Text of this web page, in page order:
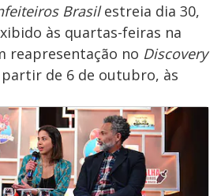
Brasilestreia dia 30,
às quartas-feiras na
reapresentação no Discovery
de 6 de outubro, às